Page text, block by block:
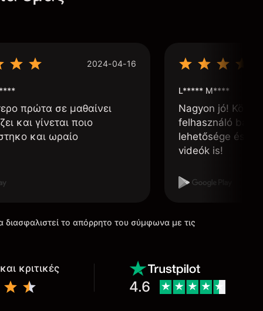
2024-04-16
πρώτα σε μαθαίνει
και γίνεται ποιο
και ωραίο
L***** M****
Nagyon jó!
felhasználó
lehetősége és,
videók is!
το απόρρητο του σύμφωνα με τις
κριτικές
4.6